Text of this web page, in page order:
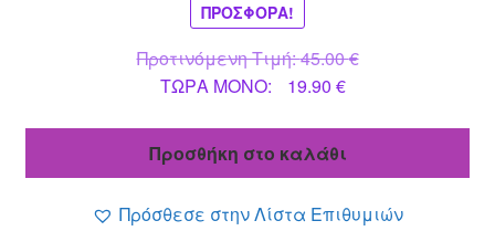
ΠΡΟΣΦΟΡΆ!
Προτινόμενη Τιμή:45.00€Original
ΤΩΡΑ MONO: 19.90 €Η
είναι:
Προσθήκη στο καλάθι
Πρόσθεσε στην Λίστα Επιθυμιών